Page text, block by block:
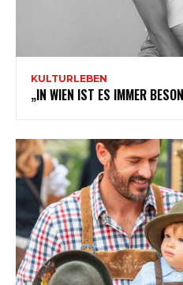
KULTURLEBEN
„IN WIEN IST ES IMMER